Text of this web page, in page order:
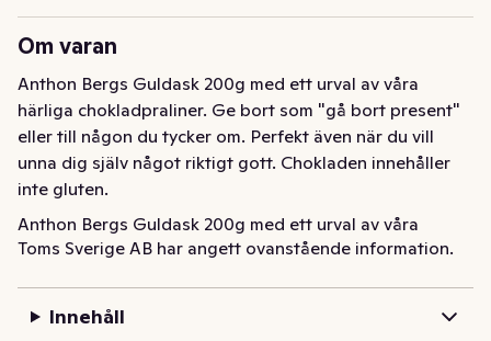
Om varan
Anthon Bergs Guldask 200g med ett urval av våra
härliga chokladpraliner. Ge bort som "gå bort present"
eller till någon du tycker om. Perfekt även när du vill
unna dig själv något riktigt gott. Chokladen innehåller
inte gluten.
Anthon Bergs Guldask 200g med ett urval av våra
härliga chokladpraliner. Ge bort som "gå bort present"
inte gluten.
Toms Sverige AB har angett ovanstående information.
Innehåll